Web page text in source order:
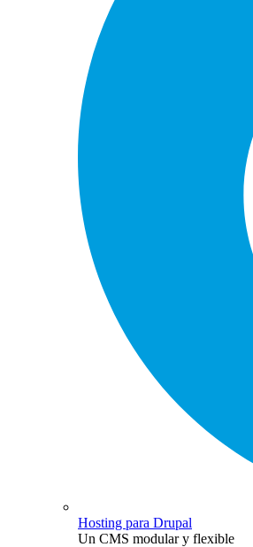
Hosting para Drupal
Un CMS modular y flexible